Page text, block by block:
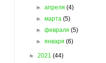
►апреля(4)
►марта(5)
►февраля(5)
►января(6)
► 2021 (44)